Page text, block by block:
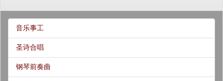
音乐事工
圣诗合唱
钢琴前奏曲